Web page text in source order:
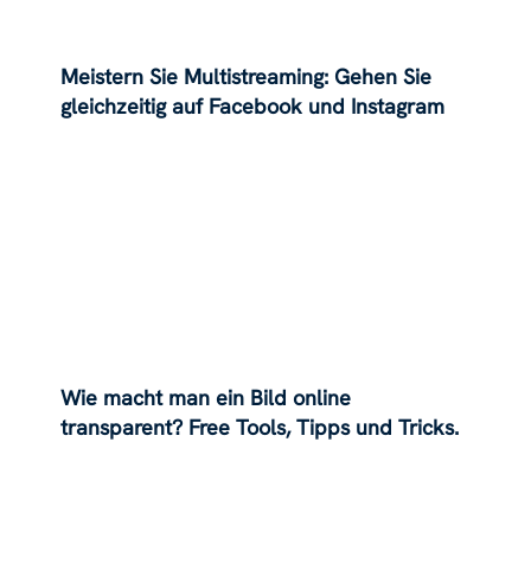
Meistern Sie Multistreaming: Gehen Sie
gleichzeitig auf Facebook und Instagram
Wie macht man ein Bild online
transparent? Free Tools, Tipps und Tricks.